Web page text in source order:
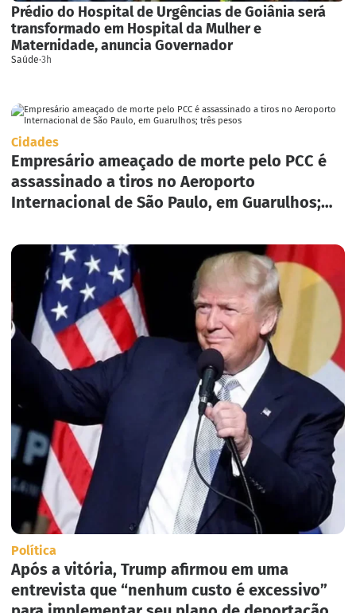
Prédio do Hospital de Urgências de Goiânia será
transformado em Hospital da Mulher e
Maternidade, anuncia Governador
Saúde·3h
Cidades
Empresário ameaçado de morte pelo PCC é
assassinado a tiros no Aeroporto
Internacional de São Paulo, em Guarulhos;
Política
Após a vitória, Trump afirmou em uma
entrevista que “nenhum custo é excessivo”